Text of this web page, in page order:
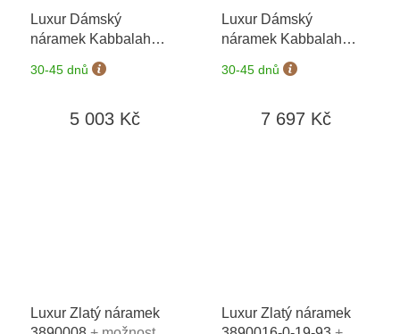
Luxur Dámský
náramek Kabbalah
6690007-0-0-1
možnost výměny do 90
30-45 dnů
5 003 Kč
Luxur Dámský
náramek Kabbalah
6690007-9-0-1
možnost výměny do 90
30-45 dnů
7 697 Kč
Luxur Zlatý náramek
Luxur Zlatý náramek